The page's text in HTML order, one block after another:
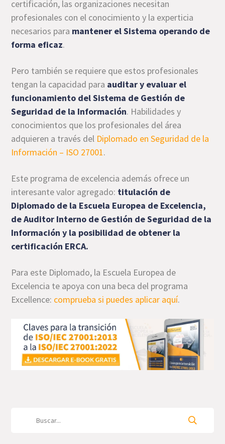
certificación, las organizaciones necesitan
profesionales con el conocimiento y la experticia
necesarios para mantener el Sistema operando de
forma eficaz.
Pero también se requiere que estos profesionales
tengan la capacidad para auditar y evaluar el
funcionamiento del Sistema de Gestión de
Seguridad de la Información. Habilidades y
conocimientos que los profesionales del área
adquieren a través del Diplomado en Seguridad de la
Información – ISO 27001.
Este programa de excelencia además ofrece un
interesante valor agregado: titulación de
Diplomado de la Escuela Europea de Excelencia,
de Auditor Interno de Gestión de Seguridad de la
Información y la posibilidad de obtener la
certificación ERCA.
Para este Diplomado, la Escuela Europea de
Excelencia te apoya con una beca del programa
Excellence: comprueba si puedes aplicar aquí.